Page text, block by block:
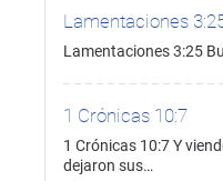
Lamentaciones
Lamentaciones 3:25
1 Crónicas 10:7
1 Crónicas 10:7 Y
dejaron sus…